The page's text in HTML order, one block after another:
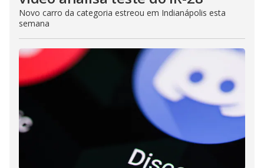
Novo carro da categoria estreou em Indianápolis esta
semana